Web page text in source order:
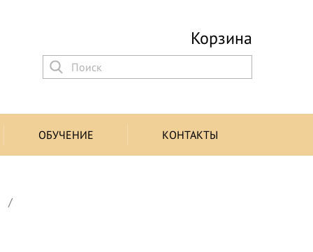
Корзина
ОБУЧЕНИЕ КОНТАКТЫ